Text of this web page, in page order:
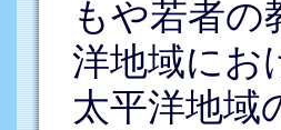
もや若者
洋地域にお
太平洋地域